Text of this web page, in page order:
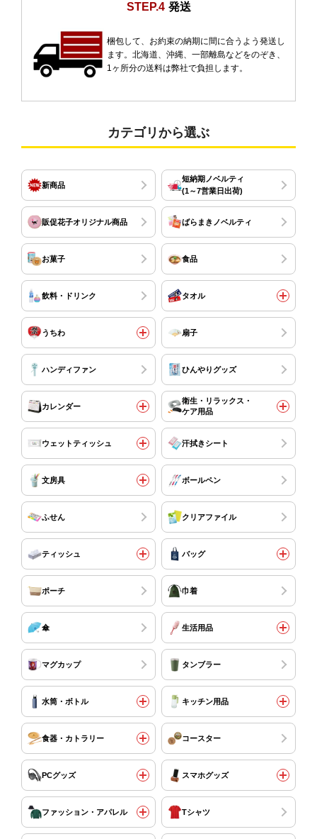
STEP.4 発送
梱包して、お約束の納期に間に合うよう発送し
ます。北海道、沖縄、一部離島などをのぞき、
1ヶ所分の送料は弊社で負担します。
カテゴリから選ぶ
新商品
短納期ノベルティ
(1～7営業日出荷)
販促花子オリジナル商品 ばらまきノベルティ
お菓子 食品
飲料・ドリンク タオル
うちわ 扇子
ハンディファン ひんやりグッズ
カレンダー
衛生・リラックス・
ケア用品
ウェットティッシュ 汗拭きシート
文房具 ボールペン
ふせん クリアファイル
ティッシュ バッグ
ポーチ 巾着
傘 生活用品
マグカップ タンブラー
水筒・ボトル キッチン用品
食器・カトラリー コースター
PCグッズ スマホグッズ
ファッション・アパレル Tシャツ